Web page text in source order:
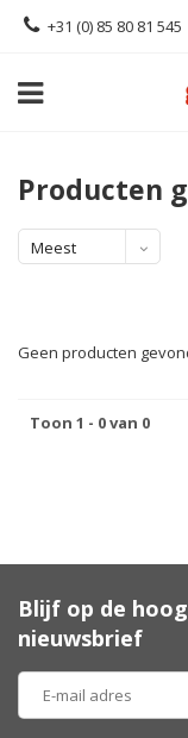
+31 (0) 85 80 81 545
Producten
Meest
Geen producten
Toon 1 - 0 van 0
Blijf op de
nieuwsbrief